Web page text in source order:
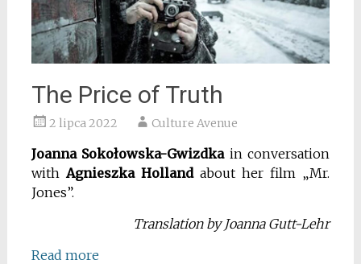
The Price of Truth
2 lipca 2022 Culture Avenue
Joanna Sokołowska-Gwizdkain conversation
with Agnieszka Hollandabout her film „Mr.
Jones”.
Translation by Joanna Gutt-Lehr
Read more